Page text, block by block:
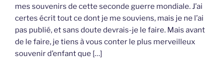
mes souvenirs de cette seconde guerre mondiale. J’ai
certes écrit tout ce dont je me souviens, mais je ne l’ai
pas publié, et sans doute devrais-je le faire. Mais avant
de le faire, je tiens à vous conter le plus merveilleux
souvenir d’enfant que […]